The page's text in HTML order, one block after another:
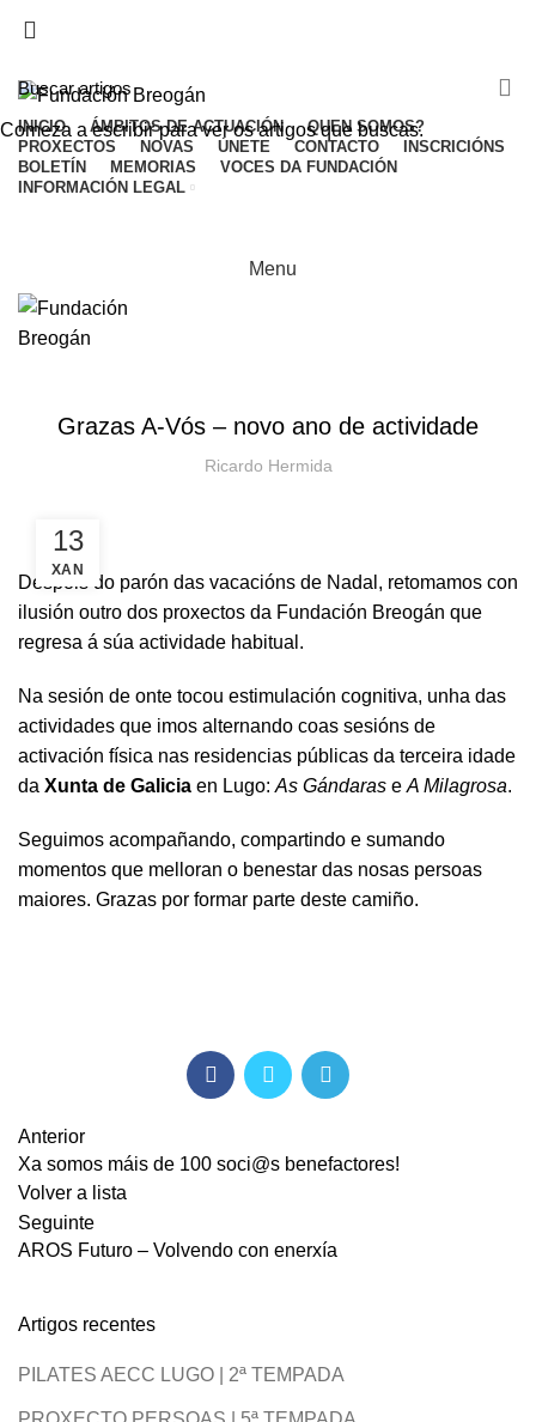
INICIO ÁMBITOS DE ACTUACIÓN
QUEN SOMOS?
PROXECTOS
NOVAS ÚNETE CONTACTO
INSCRICIÓNS
BOLETÍN
MEMORIAS
VOCES DA FUNDACIÓN
INFORMACIÓN LEGAL
Menu
Grazas A-Vós – novo ano de actividade
Ricardo Hermida
13
XAN
Despois do parón das vacacións de Nadal, retomamos con
ilusión outro dos proxectos da Fundación Breogán que
regresa á súa actividade habitual.
Na sesión de onte tocou estimulación cognitiva, unha das
actividades que imos alternando coas sesións de
activación física nas residencias públicas da terceira idade
da Xunta de Galicia en Lugo: As Gándaras e A Milagrosa.
Seguimos acompañando, compartindo e sumando
momentos que melloran o benestar das nosas persoas
maiores. Grazas por formar parte deste camiño.
Anterior
Xa somos máis de 100 soci@s benefactores!
Volver a lista
Seguinte
AROS Futuro – Volvendo con enerxía
Artigos recentes
PILATES AECC LUGO | 2ª TEMPADA
Comeza a escribir para ver os artigos que buscas.